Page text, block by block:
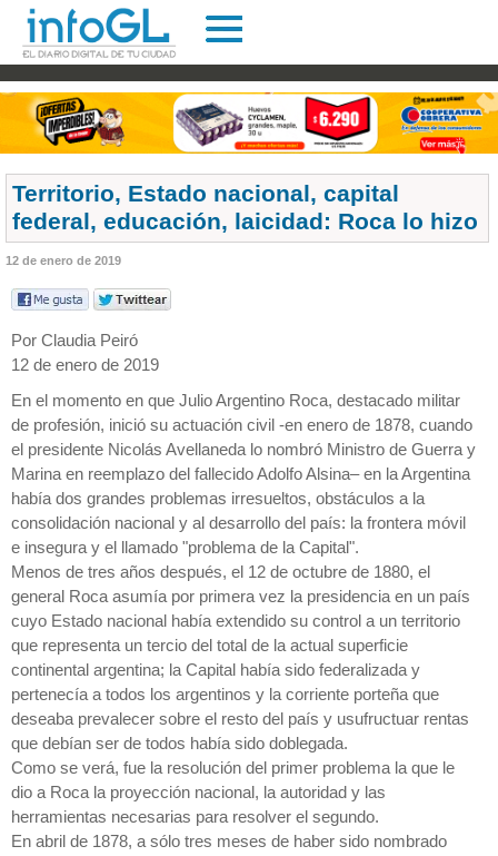
Territorio, Estado nacional, capital
federal, educación, laicidad: Roca lo hizo
12 de enero de 2019
Por Claudia Peiró
12 de enero de 2019
En el momento en que Julio Argentino Roca, destacado militar
de profesión, inició su actuación civil -en enero de 1878, cuando
el presidente Nicolás Avellaneda lo nombró Ministro de Guerra y
Marina en reemplazo del fallecido Adolfo Alsina– en la Argentina
había dos grandes problemas irresueltos, obstáculos a la
consolidación nacional y al desarrollo del país: la frontera móvil
e insegura y el llamado "problema de la Capital".
Menos de tres años después, el 12 de octubre de 1880, el
general Roca asumía por primera vez la presidencia en un país
cuyo Estado nacional había extendido su control a un territorio
que representa un tercio del total de la actual superficie
continental argentina; la Capital había sido federalizada y
pertenecía a todos los argentinos y la corriente porteña que
deseaba prevalecer sobre el resto del país y usufructuar rentas
que debían ser de todos había sido doblegada.
Como se verá, fue la resolución del primer problema la que le
dio a Roca la proyección nacional, la autoridad y las
herramientas necesarias para resolver el segundo.
En abril de 1878, a sólo tres meses de haber sido nombrado